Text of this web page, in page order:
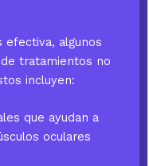
efectiva, algunos
tratamientos no
incluyen:
que ayudan a
oculares